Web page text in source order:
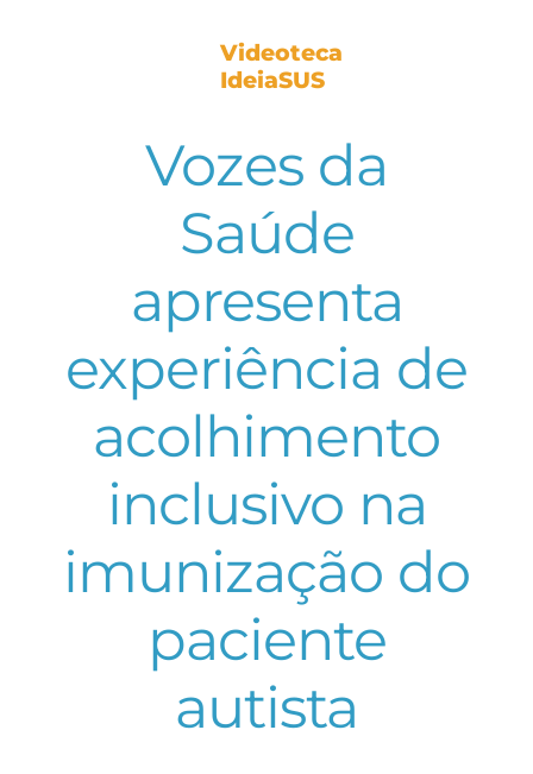
Videoteca
IdeiaSUS
Vozes da
Saúde
apresenta
experiência de
acolhimento
inclusivo na
imunização do
paciente
autista